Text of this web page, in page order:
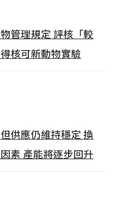
管理規定 評核「較
核可新動物實驗
供應仍維持穩定 換
素 產能將逐步回升